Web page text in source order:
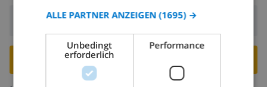
Abreise:Vor: 10:00
VILLA BUCHEN ›
ITALIAN
NORWEGIAN
ALLE PARTNER ANZEIGEN (1695) →
Unbedingt
erforderlich
Performance